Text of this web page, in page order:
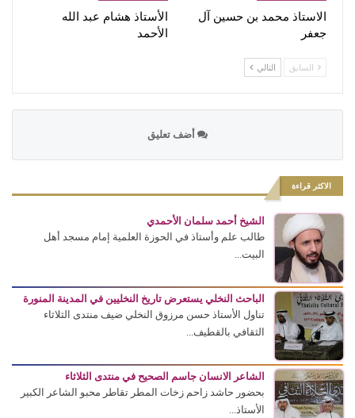
الاستاذ محمد بن حسين آل
جعفر
الأستاذ هشام عبد الله
الأحمد
السابق التالي
أضف تعليق
الاكثر قراءة
الشيخ أحمد سلمان الأحمدي
طالب علم وأستاذ في الحوزة العلمية إمام مسجد أهل
البيت...
الباحث النخلي يستعرض تاريخ النخليين في المدينة المنورة
تناول الأستاذ حسن مرزوق النخلي ضيف منتدى الثلاثاء
الثقافي بالقطيف...
الشاعر الانسان جاسم الصحيح في منتدى الثلاثاء
بحضور حاشد زاحم زخات المطر تقاطر محبو الشاعر الكبير
الأستاذ...